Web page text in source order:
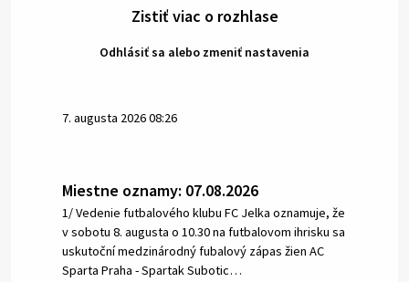
Zistiť viac o rozhlase
Odhlásiť sa alebo zmeniť nastavenia
7. augusta 2026 08:26
Miestne oznamy: 07.08.2026
1/ Vedenie futbalového klubu FC Jelka oznamuje, že
v sobotu 8. augusta o 10.30 na futbalovom ihrisku sa
uskutoční medzinárodný fubalový zápas žien AC
Sparta Praha - Spartak Subotic…